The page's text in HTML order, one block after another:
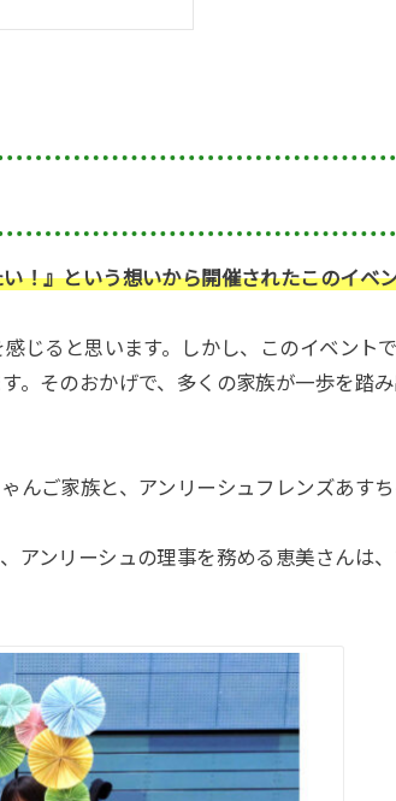
！』という想いから開催されたこのイベ
じると思います。しかし、このイベントで
。そのおかげで、多くの家族が一歩を踏み
んご家族と、アンリーシュフレンズあす
アンリーシュの理事を務める恵美さんは